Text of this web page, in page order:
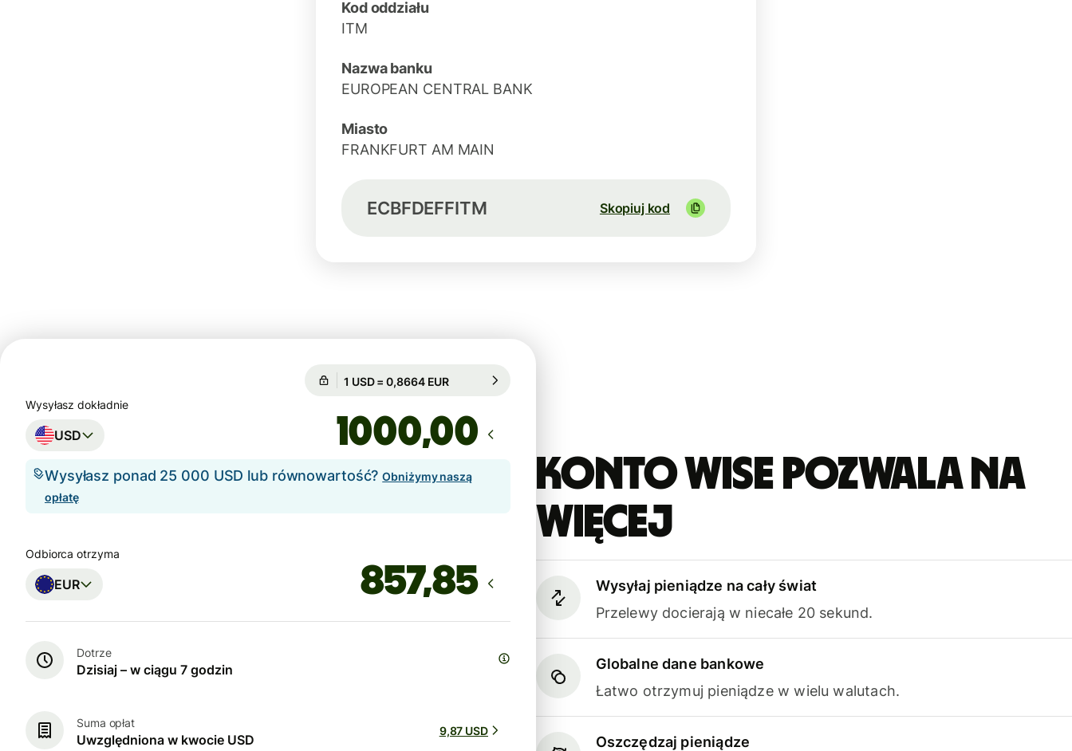
Kod oddziału
ITM
Nazwa banku
EUROPEAN CENTRAL BANK
Miasto
FRANKFURT AM MAIN
ECBFDEFFITM Skopiuj kod
Konto Wise pozwala na
więcej
Wysyłaj pieniądze na cały świat
Przelewy docierają w niecałe 20 sekund.
Globalne dane bankowe
Łatwo otrzymuj pieniądze w wielu walutach.
Oszczędzaj pieniądze
Gwarantowany przez 15h
Wysyłasz dokładnie
USD ,00
Wysyłasz ponad 25 000 USD lub równowartość?Obniżymy naszą
opłatę
Odbiorca otrzyma
EUR
Dotrze
Dzisiaj – w ciągu 7 godzin
Suma opłat
Uwzględniona w kwocie USD
9,87 USD